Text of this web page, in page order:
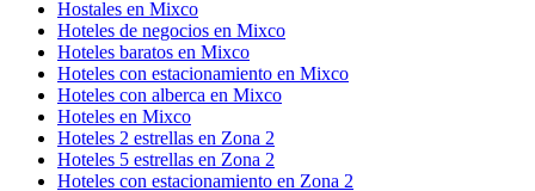
Hostales en Mixco
Hoteles de negocios en Mixco
Hoteles baratos en Mixco
Hoteles con estacionamiento en Mixco
Hoteles con alberca en Mixco
Hoteles en Mixco
Hoteles 2 estrellas en Zona 2
Hoteles 5 estrellas en Zona 2
Hoteles con estacionamiento en Zona 2